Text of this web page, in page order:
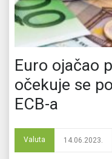
Euro ojačao
očekuje se
ECB-a
Valuta 14.06.2023.